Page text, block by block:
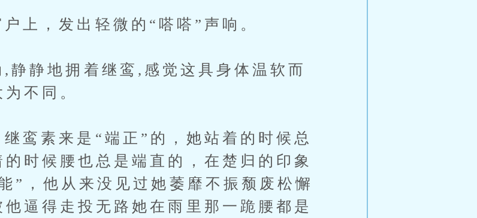
，发出轻微的“嗒嗒”声响。
地拥着继鸾,感觉这具身体温软而
不同。
素来是“端正”的，她站着的时候总
时候腰也总是端直的，在楚归的印象
”，他从来没见过她萎靡不振颓废松懈
逼得走投无路她在雨里那一跪腰都是